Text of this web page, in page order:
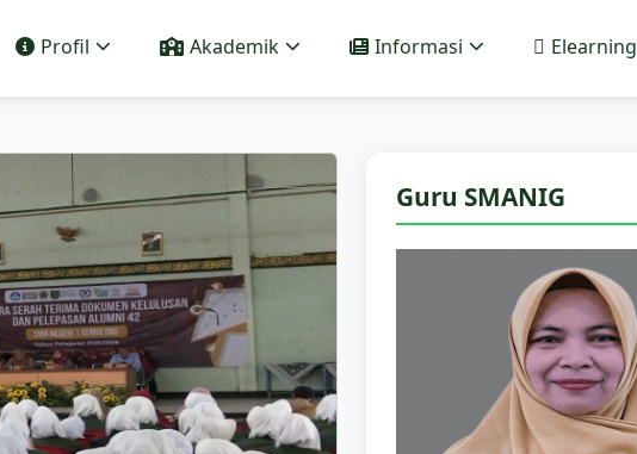
Profil Akademik Informasi Elearning
Guru SMANIG